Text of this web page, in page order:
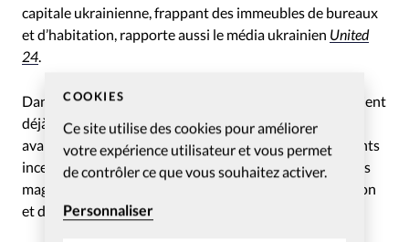
COOKIES
Ce site utilise des cookies pour améliorer
votre expérience utilisateur et vous permet
de contrôler ce que vous souhaitez activer.
Personnaliser
capitale ukrainienne, frappant des immeubles de bureaux
et d’habitation, rapporte aussi le média ukrainien United
24
Dans la soirée du 20 mars, les forces armées russes avaient
déjà frappé la ville d’Odessa avec des drones. L’attaque
avait fait au moins trois blessés et provoqué d’importants
incendies, notamment dans un centre commercial et des
magasins, et avait endommagé un immeuble d’habitation
et des voitures.